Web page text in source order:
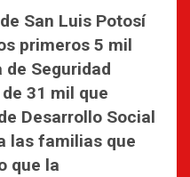
San Luis Potosí
primeros 5 mil
de Seguridad
31 mil que
Desarrollo Social
las familias que
que la